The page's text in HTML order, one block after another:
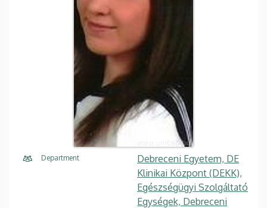
Department
Debreceni Egyetem, DE
Klinikai Központ (DEKK),
Egészségügyi Szolgáltató
Egységek, Debreceni